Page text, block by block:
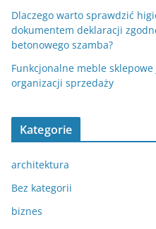
Dlaczego warto sprawdzić
dokumentem deklaracji
betonowego szamba?
Funkcjonalne meble
organizacji sprzedaży
Kategorie
architektura
Bez kategorii
biznes